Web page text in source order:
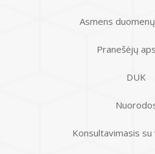
Asmens
Pranešėjų
DUK
Konsultavimasis